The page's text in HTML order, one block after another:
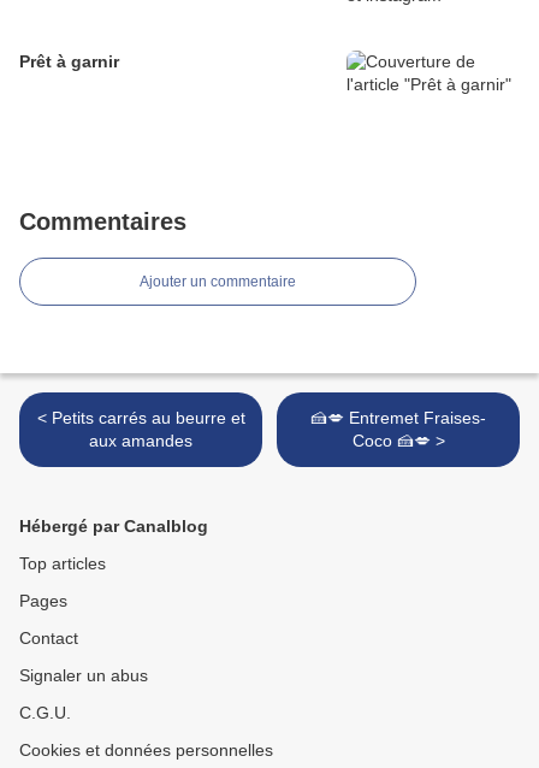
Prêt à garnir
Commentaires
Ajouter un commentaire
< Petits carrés au beurre et
aux amandes
🍰💋 Entremet Fraises-
Coco 🍰💋 >
Hébergé par Canalblog
Top articles
Pages
Contact
Signaler un abus
C.G.U.
Cookies et données personnelles